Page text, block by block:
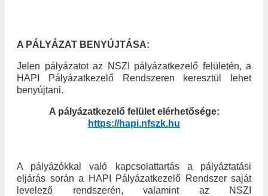
A PÁLYÁZAT BENYÚJTÁSA:
Jelen pályázatot az NSZI pályázatkezelő felületén, a
HAPI Pályázatkezelő Rendszeren keresztül lehet
benyújtani.
A pályázatkezelő felület elérhetősége:
https://hapi.nfszk.hu
A pályázókkal való kapcsolattartás a pályáztatási
eljárás során a HAPI Pályázatkezelő Rendszer saját
levelező rendszerén, valamint az NSZI